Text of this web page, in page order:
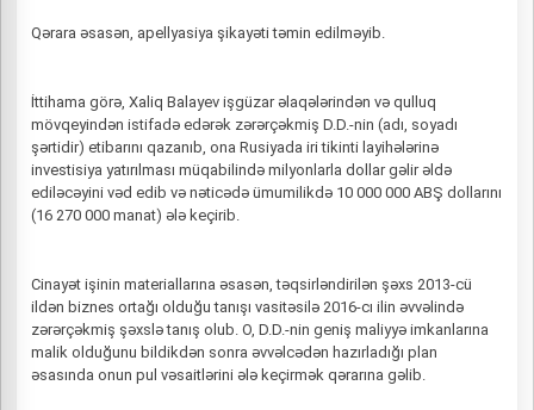
Qərara əsasən, apellyasiya şikayəti təmin edilməyib.
İttihama görə, Xaliq Balayev işgüzar əlaqələrindən və qulluq
mövqeyindən istifadə edərək zərərçəkmiş D.D.-nin (adı, soyadı
şərtidir) etibarını qazanıb, ona Rusiyada iri tikinti layihələrinə
investisiya yatırılması müqabilində milyonlarla dollar gəlir əldə
ediləcəyini vəd edib və nəticədə ümumilikdə 10 000 000 ABŞ dollarını
(16 270 000 manat) ələ keçirib.
Cinayət işinin materiallarına əsasən, təqsirləndirilən şəxs 2013-cü
ildən biznes ortağı olduğu tanışı vasitəsilə 2016-cı ilin əvvəlində
zərərçəkmiş şəxslə tanış olub. O, D.D.-nin geniş maliyyə imkanlarına
malik olduğunu bildikdən sonra əvvəlcədən hazırladığı plan
əsasında onun pul vəsaitlərini ələ keçirmək qərarına gəlib.